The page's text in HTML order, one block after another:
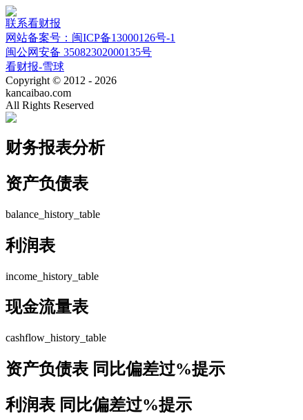
联系看财报
网站备案号：闽ICP备13000126号-1
闽公网安备 35082302000135号
看财报-雪球
Copyright © 2012 - 2026
kancaibao.com
All Rights Reserved
财务报表分析
资产负债表
balance_history_table
利润表
income_history_table
现金流量表
cashflow_history_table
资产负债表 同比偏差过%提示
利润表 同比偏差过%提示